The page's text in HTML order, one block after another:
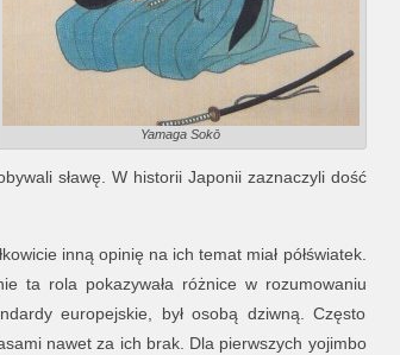
Yamaga Sokō
sławę. W historii Japonii zaznaczyli dość
inną opinię na ich temat miał półświatek.
ta rola pokazywała różnice w rozumowaniu
europejskie, był osobą dziwną. Często
nawet za ich brak. Dla pierwszych yojimbo